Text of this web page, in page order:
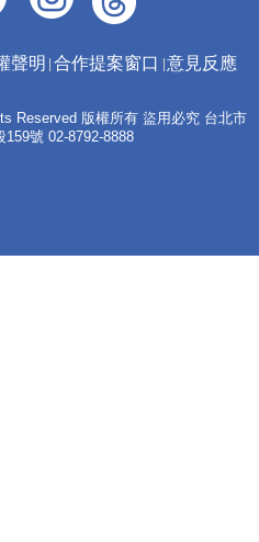
聲明 合作提案窗口 意見反應
Reserved 版權所有 盜用必究 台北市
159號 02-8792-8888